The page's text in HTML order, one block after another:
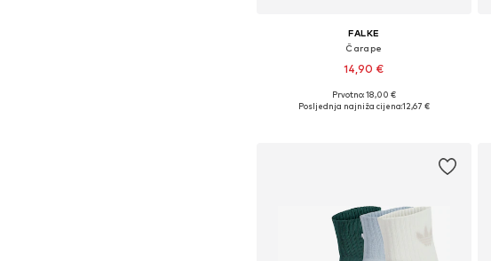
FALKE
Čarape
14,90 €
Prvotno: 18,00 €
Posljednja najniža cijena:12,67 €